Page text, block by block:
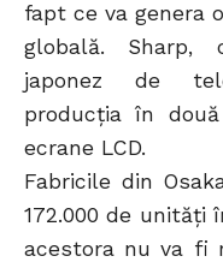
fapt ce va genera
globală. Sharp,
japonez de
producția în
ecrane LCD.
Fabricile din
172.000 de unități
acestora nu va fi